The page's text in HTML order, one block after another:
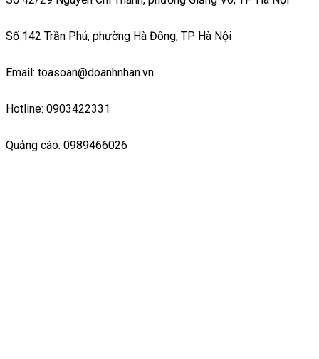
Số 142 Trần Phú, phường Hà Đông, TP Hà Nội
Email: toasoan@doanhnhan.vn
Hotline: 0903422331
Quảng cáo: 0989466026